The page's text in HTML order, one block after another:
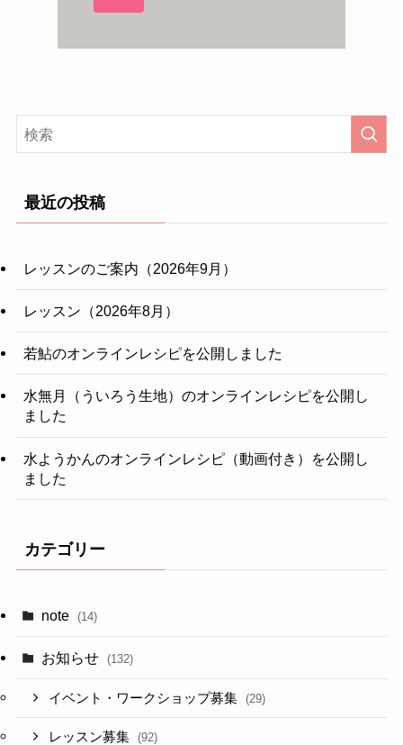
最近の投稿
レッスンのご案内（2026年9月）
レッスン（2026年8月）
若鮎のオンラインレシピを公開しました
水無月（ういろう生地）のオンラインレシピを公開し
ました
水ようかんのオンラインレシピ（動画付き）を公開し
ました
カテゴリー
note (14)
お知らせ (132)
イベント・ワークショップ募集 (29)
レッスン募集 (92)